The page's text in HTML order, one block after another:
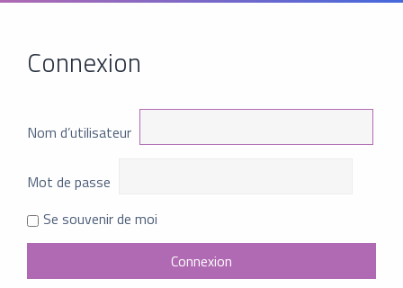
Connexion
Nom d’utilisateur
Mot de passe
Se souvenir de moi